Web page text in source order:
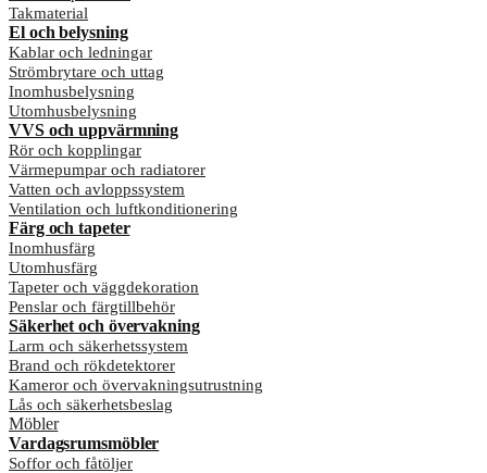
Takmaterial
El och belysning
Kablar och ledningar
Strömbrytare och uttag
Inomhusbelysning
Utomhusbelysning
VVS och uppvärmning
Rör och kopplingar
Värmepumpar och radiatorer
Vatten och avloppssystem
Ventilation och luftkonditionering
Färg och tapeter
Inomhusfärg
Utomhusfärg
Tapeter och väggdekoration
Penslar och färgtillbehör
Säkerhet och övervakning
Larm och säkerhetssystem
Brand och rökdetektorer
Kameror och övervakningsutrustning
Lås och säkerhetsbeslag
Möbler
Vardagsrumsmöbler
Soffor och fåtöljer